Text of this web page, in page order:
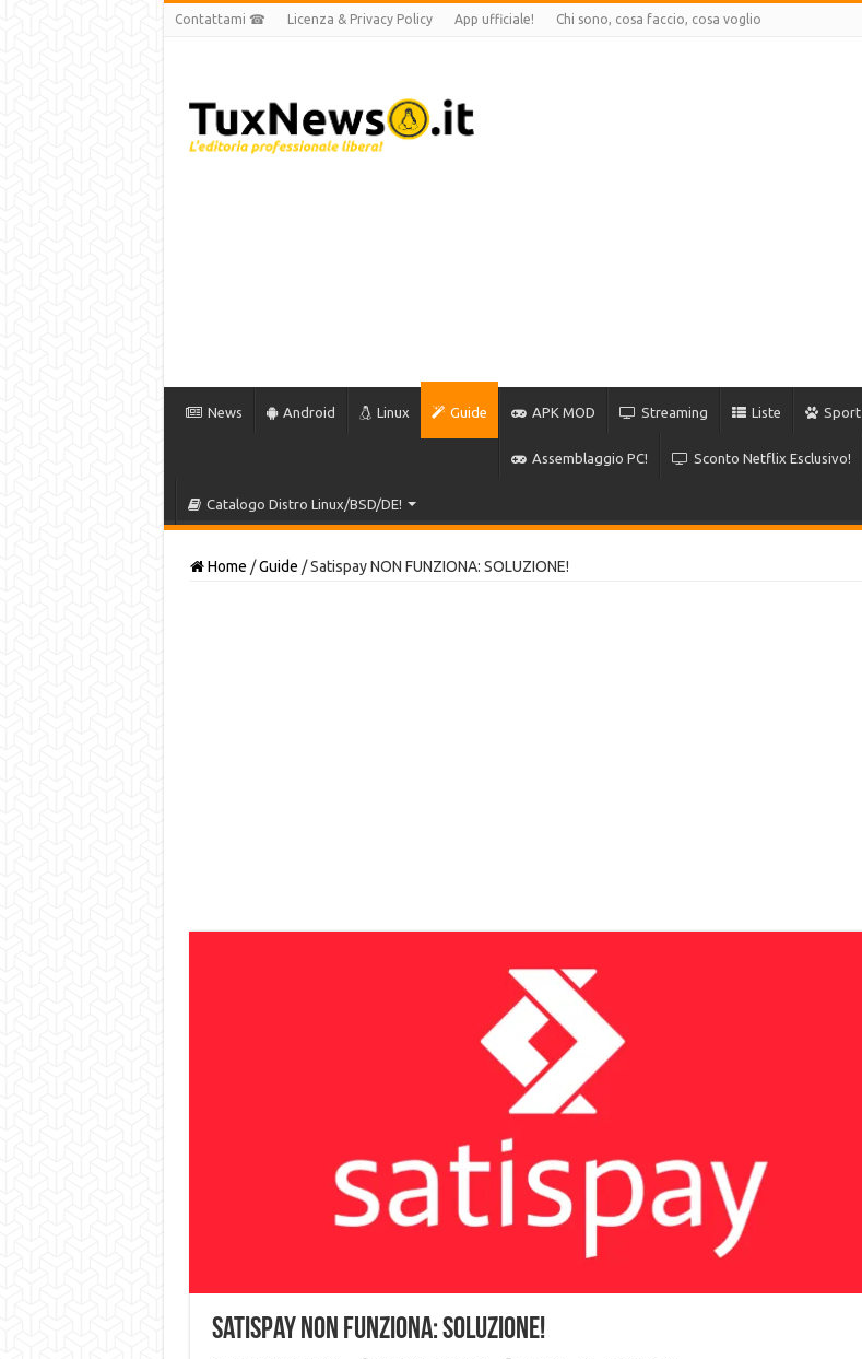
Contattami ☎ Licenza & Privacy Policy App ufficiale! Chi sono, cosa faccio, cosa voglio
News Android Linux Guide APK MOD Streaming Liste Sport
Assemblaggio PC! Sconto Netflix Esclusivo!
Catalogo Distro Linux/BSD/DE!
Home / Guide / Satispay NON FUNZIONA: SOLUZIONE!
Satispay NON FUNZIONA: SOLUZIONE!